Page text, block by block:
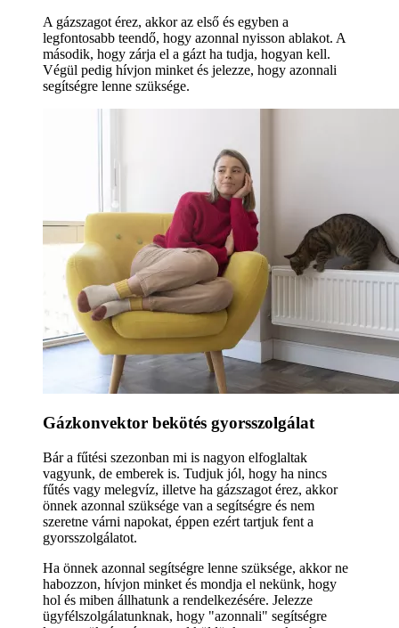
A gázszagot érez, akkor az első és egyben a
legfontosabb teendő, hogy azonnal nyisson ablakot. A
második, hogy zárja el a gázt ha tudja, hogyan kell.
Végül pedig hívjon minket és jelezze, hogy azonnali
segítségre lenne szüksége.
Gázkonvektor bekötés gyorsszolgálat
Bár a fűtési szezonban mi is nagyon elfoglaltak
vagyunk, de emberek is. Tudjuk jól, hogy ha nincs
fűtés vagy melegvíz, illetve ha gázszagot érez, akkor
önnek azonnal szüksége van a segítségre és nem
szeretne várni napokat, éppen ezért tartjuk fent a
gyorsszolgálatot.
Ha önnek azonnal segítségre lenne szüksége, akkor ne
habozzon, hívjon minket és mondja el nekünk, hogy
hol és miben állhatunk a rendelkezésére. Jelezze
ügyfélszolgálatunknak, hogy "azonnali" segítségre